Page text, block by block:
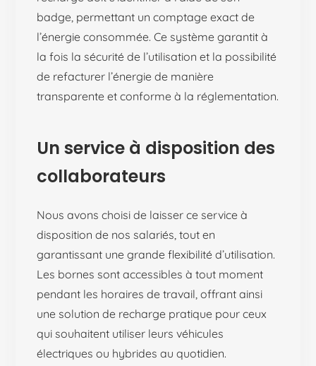
badge, permettant un comptage exact de
l’énergie consommée. Ce système garantit à
la fois la sécurité de l’utilisation et la possibilité
de refacturer l’énergie de manière
transparente et conforme à la réglementation.
Un service à disposition des
collaborateurs
Nous avons choisi de laisser ce service à
disposition de nos salariés, tout en
garantissant une grande flexibilité d’utilisation.
Les bornes sont accessibles à tout moment
pendant les horaires de travail, offrant ainsi
une solution de recharge pratique pour ceux
qui souhaitent utiliser leurs véhicules
électriques ou hybrides au quotidien.